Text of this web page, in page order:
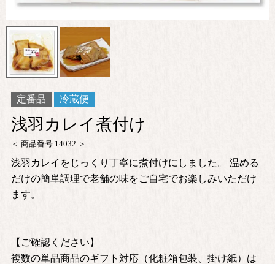
定番品 冷蔵便
浅羽カレイ煮付け
商品番号 14032
浅羽カレイをじっくり丁寧に煮付けにしました。 温める
だけの簡単調理で老舗の味をご自宅でお楽しみいただけ
ます。
【ご確認ください】
複数の単品商品のギフト対応（化粧箱包装、掛け紙）は